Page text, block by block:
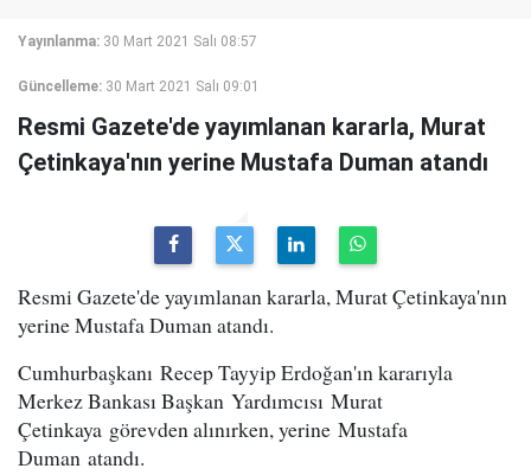
Yayınlanma: 30 Mart 2021 Salı 08:57
Güncelleme: 30 Mart 2021 Salı 09:01
Resmi Gazete'de yayımlanan kararla, Murat
Çetinkaya'nın yerine Mustafa Duman atandı
Resmi Gazete'de yayımlanan kararla, Murat Çetinkaya'nın
yerine Mustafa Duman atandı.
Cumhurbaşkanı Recep Tayyip Erdoğan'ın kararıyla
Merkez Bankası Başkan Yardımcısı Murat
Çetinkaya görevden alınırken, yerine Mustafa
Duman atandı.